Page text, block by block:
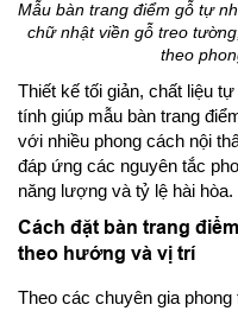
Mẫu bàn trang điểm gỗ tự
chữ nhật viền gỗ treo
theo
Thiết kế tối giản, chất liệu
tính giúp mẫu bàn trang
với nhiều phong cách nội
đáp ứng các nguyên tắc
năng lượng và tỷ lệ hài hòa.
Cách đặt bàn trang
theo hướng và vị trí
Theo các chuyên gia